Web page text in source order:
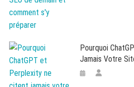
Pourquoi
Jamais Votre